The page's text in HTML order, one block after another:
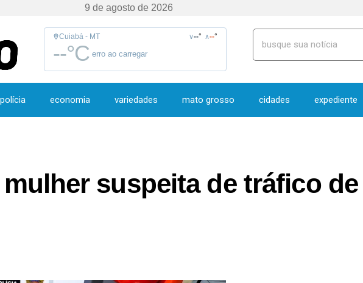
Cuiabá - MT ∨--° ∧--°
--°C erro ao carregar
polícia economia variedades mato grosso cidades expediente
9 de agosto de 2026
suspeita de tráfico